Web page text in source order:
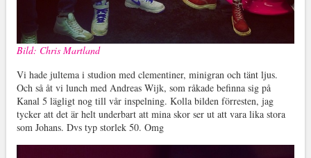
Bild: Chris Martland
Vi hade jultema i studion med clementiner, minigran och tänt ljus.
Och så åt vi lunch med Andreas Wijk, som råkade befinna sig på
Kanal 5 lägligt nog till vår inspelning. Kolla bilden förresten, jag
tycker att det är helt underbart att mina skor ser ut att vara lika stora
som Johans. Dvs typ storlek 50. Omg